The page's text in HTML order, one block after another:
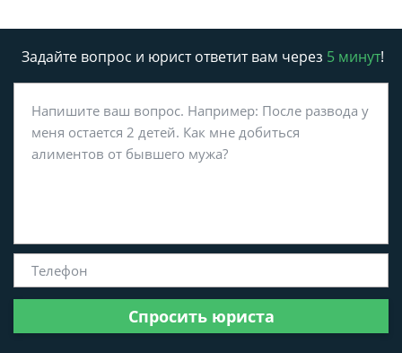
Задайте вопрос и юрист ответит вам через 5 минут!
Спросить юриста